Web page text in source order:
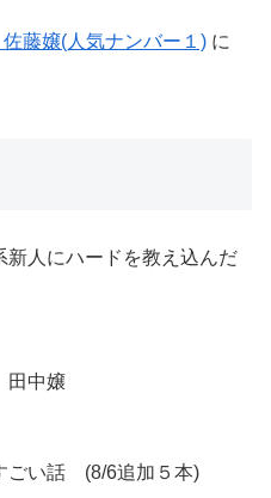
藤嬢(人気ナンバー１) に
人にハードを教え込んだ
中嬢
ごい話 (8/6追加５本)